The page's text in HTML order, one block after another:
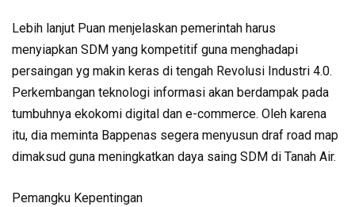
Lebih lanjut Puan menjelaskan pemerintah harus
menyiapkan SDM yang kompetitif guna menghadapi
persaingan yg makin keras di tengah Revolusi Industri 4.0.
Perkembangan teknologi informasi akan berdampak pada
tumbuhnya ekokomi digital dan e-commerce. Oleh karena
itu, dia meminta Bappenas segera menyusun draf road map
dimaksud guna meningkatkan daya saing SDM di Tanah Air.
Pemangku Kepentingan